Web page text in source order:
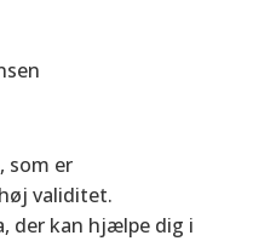
som er
validitet.
der kan hjælpe dig i